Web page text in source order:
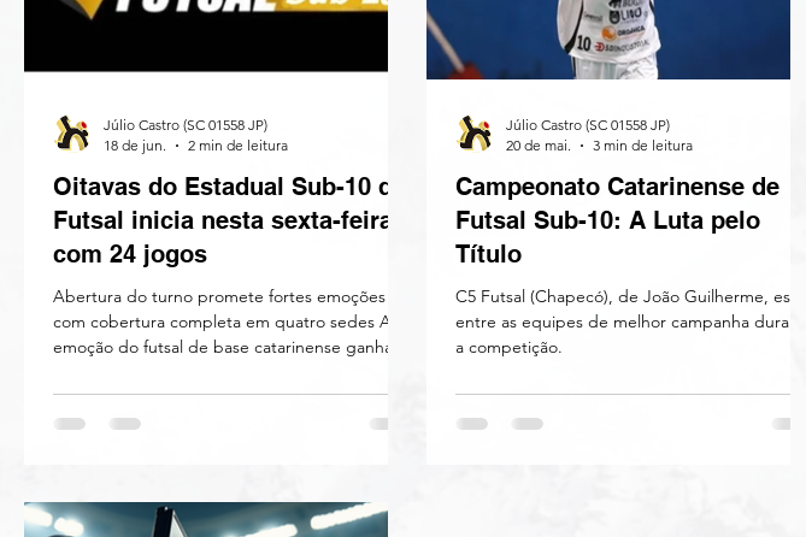
Oitavas do Estadual Sub-10 de
Futsal inicia nesta sexta-feira
com 24 jogos
Abertura do turno promete fortes emoções
com cobertura completa em quatro sedes A
emoção do futsal de base catarinense ganha as
streaming Cifesc (cifesc.com.br) transmitirá, ao
vivo e na íntegra, a rodada de abertura do
agora divididos entre os Grupos K, L, M e N,
reúnem os principais talentos da categoria em
Júlio Castro (SC 01558 JP)
18 de jun.
2 min de leitura
Campeonato Catarinense de
Futsal Sub-10: A Luta pelo
Título
C5 Futsal (Chapecó), de João Guilherme, está
entre as equipes de melhor campanha durante
a competição.
Júlio Castro (SC 01558 JP)
20 de mai.
3 min de leitura